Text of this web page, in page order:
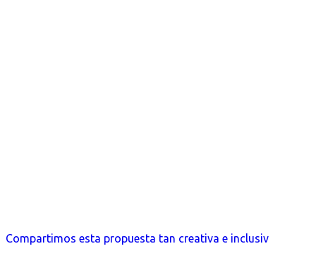
Compartimos esta propuesta tan creativa e inclusiv